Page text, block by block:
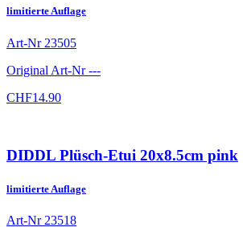
limitierte Auflage
Art-Nr 23505
Original Art-Nr---
CHF14.90
DIDDL Plüsch-Etui 20x8.5cm pink
limitierte Auflage
Art-Nr 23518